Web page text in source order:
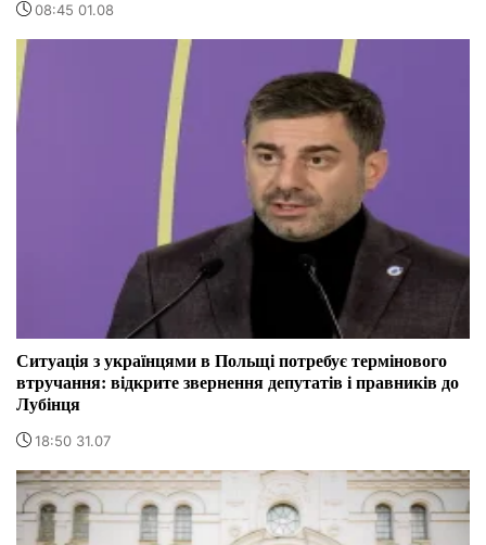
08:45 01.08
Ситуація з українцями в Польщі потребує термінового
втручання: відкрите звернення депутатів і правників до
Лубінця
18:50 31.07